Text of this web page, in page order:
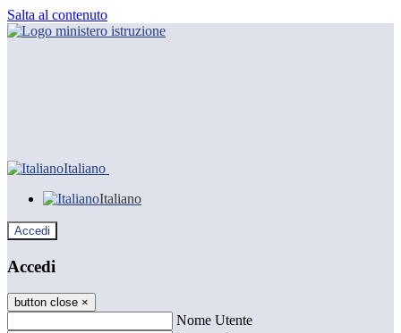
Salta al contenuto
Italiano
Italiano
Accedi
Accedi
button close ×
Nome Utente